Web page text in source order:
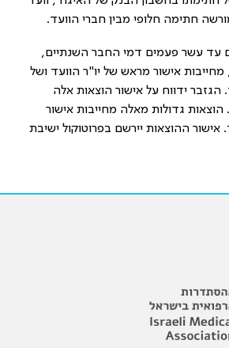
חתימה חלופי מבין חברי הוועד.
עד עשר פעמים דמי החבר השנתיים,
מחייבות אישור מראש של יו"ר הוועד ושל
הגזבר ידווח על אישור הוצאות אלה
גדולות מאלה מחייבות אישור
ההוצאות יירשם בפרוטוקול ישיבת